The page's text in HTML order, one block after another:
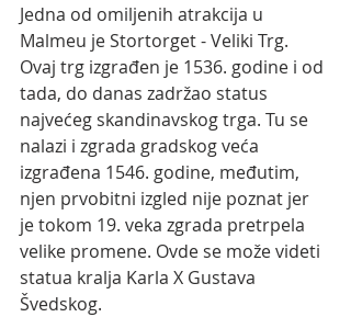
Jedna od omiljenih atrakcija u
Malmeu je Stortorget - Veliki Trg.
Ovaj trg izgrađen je 1536. godine i od
tada, do danas zadržao status
najvećeg skandinavskog trga. Tu se
nalazi i zgrada gradskog veća
izgrađena 1546. godine, međutim,
njen prvobitni izgled nije poznat jer
je tokom 19. veka zgrada pretrpela
velike promene. Ovde se može videti
statua kralja Karla X Gustava
Švedskog.